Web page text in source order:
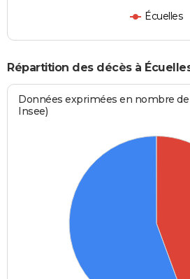
Écuelles
Répartition des décès à
Données exprimées en nombre de
Insee)